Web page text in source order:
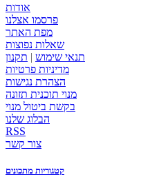
אודות
פרסמו אצלנו
מפת האתר
שאלות נפוצות
תנאי שימוש | תקנון
מדיניות פרטיות
הצהרת נגישות
מנוי תוכנית תזונה
בקשת ביטול מנוי
הבלוג שלנו
RSS
צור קשר
קטגוריות מתכונים